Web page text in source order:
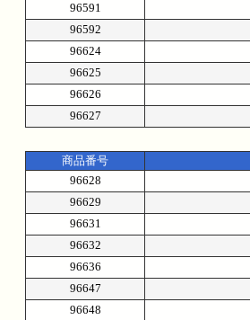
96591
96592
96624
96625
96626
96627
商品番号
96628
96629
96631
96632
96636
96647
96648